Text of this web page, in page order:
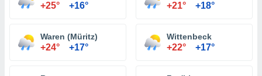
+25° +16° +21° +18°
Waren (Müritz)
+24° +17°
Wittenbeck
+22° +17°